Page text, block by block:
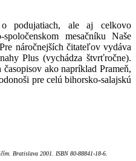
podujatiach, ale aj celkovo
mesačníku Naše
náročnejších čitateľov vydáva
Plus (vychádza štvrťročne).
ako napríklad Prameň,
pre celú bihorsko-salajskú
Bratislava 2001. ISBN 80-88841-18-6.